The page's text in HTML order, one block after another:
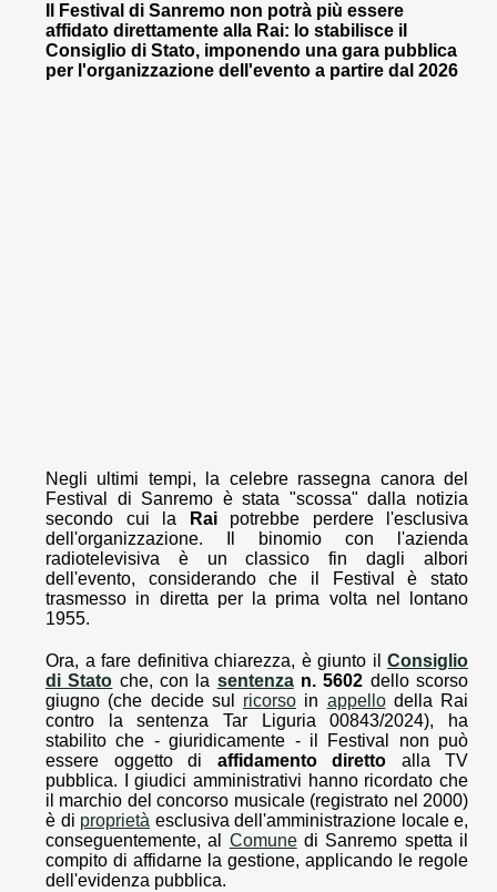
Il Festival di Sanremo non potrà più essere
affidato direttamente alla Rai: lo stabilisce il
Consiglio di Stato, imponendo una gara pubblica
per l'organizzazione dell'evento a partire dal 2026
Negli ultimi tempi, la celebre rassegna canora del
Festival di Sanremo è stata "scossa" dalla notizia
secondo cui la
Rai potrebbe perdere l'esclusiva
dell'organizzazione. Il binomio con l'azienda
radiotelevisiva è un classico fin dagli albori
dell'evento, considerando che il Festival è stato
trasmesso in diretta per la prima volta nel lontano
1955.
Ora, a fare definitiva chiarezza, è giunto il Consiglio
di Stato che, con la sentenzan. 5602 dello scorso
giugno (che decide sul ricorso in appellodella Rai
contro la sentenza Tar Liguria 00843/2024), ha
stabilito che - giuridicamente - il Festival non può
essere oggetto di affidamento diretto alla TV
pubblica. I giudici amministrativi hanno ricordato che
il marchio del concorso musicale (registrato nel 2000)
è di proprietà esclusiva dell'amministrazione locale e,
conseguentemente, al Comunedi Sanremo spetta il
compito di affidarne la gestione, applicando le regole
dell'evidenza pubblica.